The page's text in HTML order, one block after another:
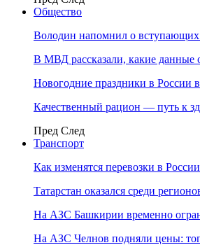
Общество
Володин напомнил о вступающих
В МВД рассказали, какие данные
Новогодние праздники в России
Качественный рацион — путь к
Пред След
Транспорт
Как изменятся перевозки в
Татарстан оказался среди
На АЗС Башкирии временно
На АЗС Челнов подняли цены: